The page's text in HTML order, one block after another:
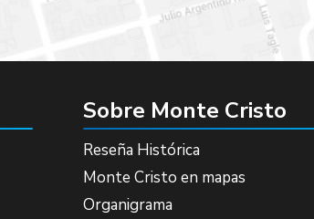
Sobre Monte Cristo
Reseña Histórica
Monte Cristo en mapas
Organigrama